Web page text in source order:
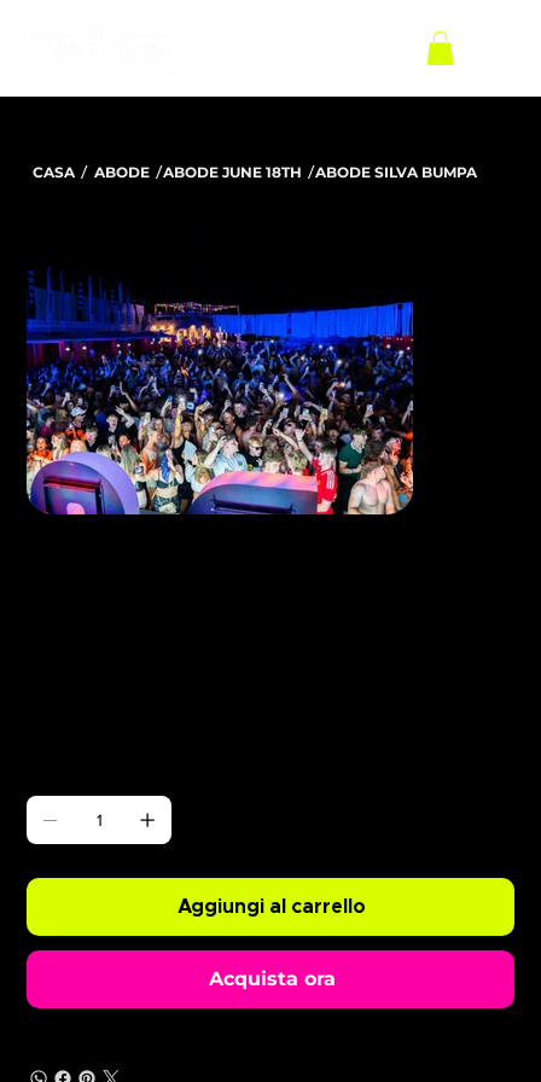
CASA / ABODE /ABODE JUNE 18TH /ABODE SILVA BUMPA
Aggiungi al carrello
Acquista ora